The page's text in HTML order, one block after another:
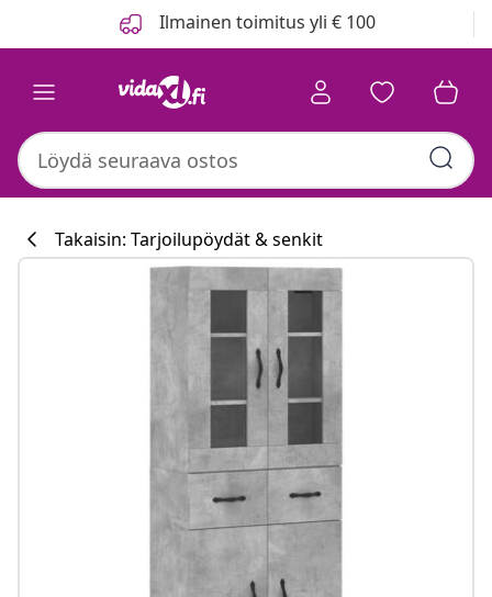
Ilmainen toimitus yli € 100
#sharemevidaxl
Takaisin: Tarjoilupöydät & senkit